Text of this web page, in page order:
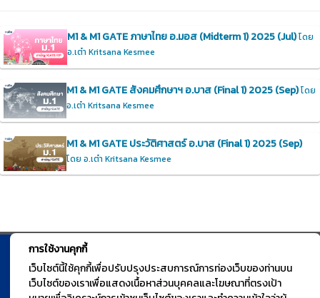
M1 & M1 GATE ภาษาไทย อ.มอส (Midterm 1) 2025 (Jul)โดย
อ.เต๋า Kritsana Kesmee
M1 & M1 GATE สังคมศึกษาฯ อ.บาส (Final 1) 2025 (Sep)โดย
อ.เต๋า Kritsana Kesmee
M1 & M1 GATE ประวัติศาสตร์ อ.บาส (Final 1) 2025 (Sep)
โดย อ.เต๋า Kritsana Kesmee
การใช้งานคุกกี้
เว็บไซต์นี้ใช้คุกกี้เพื่อปรับปรุงประสบการณ์การท่องเว็บของท่านบน
เว็บไซต์ของเราเพื่อแสดงเนื้อหาส่วนบุคคลและโฆษณาที่ตรงเป้า
© TGURU.online 2026 All right reserved. v1.0 Powered by Course
Square